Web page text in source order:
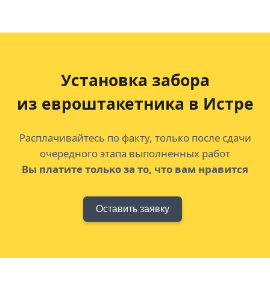
Установка забора
из евроштакетника в Истре
Расплачивайтесь по факту, только после сдачи
очередного этапа выполненных работ
Вы платите только за то, что вам нравится
Оставить заявку